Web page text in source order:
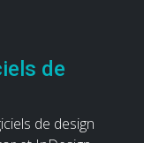
de
de design